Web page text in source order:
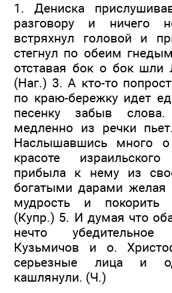
1. Дениска
разговору и ничего
встряхнул головой и
стегнул по обеим
отставая бок о бок шли
(Наг.) 3. А кто-то
по краю-бережку идет
песенку забыв слова.
медленно из речки
Наслышавшись много
красоте
прибыла к нему из
богатыми дарами желая
мудрость и покорить
(Купр.) 5. И думая что
нечто
Кузьмичов и о.
серьезные лица и
кашлянули. (Ч.)